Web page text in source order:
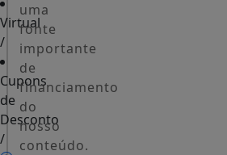
Virtual
/
Cupons
de
Desconto
/
uma
fonte
importante
de
financiamento
do
nosso
conteúdo.